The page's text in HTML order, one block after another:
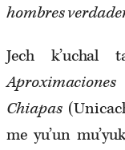
hombres
Jech k’uchal
Chiapas
me yu’un